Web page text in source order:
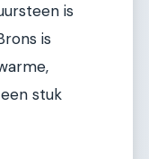
is
is
stuk